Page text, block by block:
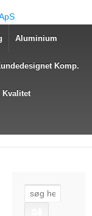
Aluminium
Komp.
Kvalitet
Søg